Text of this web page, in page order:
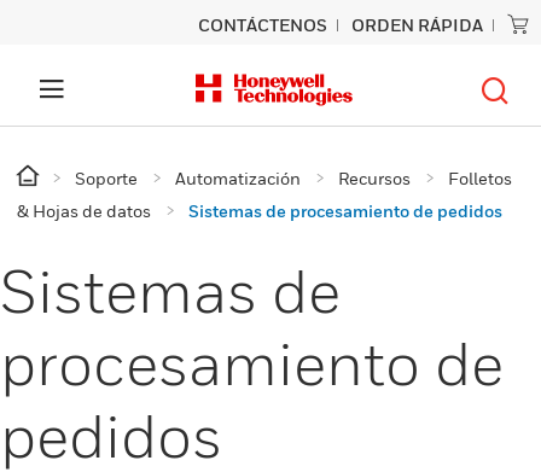
CONTÁCTENOS ORDEN RÁPIDA
Soporte Automatización Recursos
Folletos
& Hojas de datos
Sistemas de procesamiento de pedidos
Sistemas de
procesamiento de
pedidos